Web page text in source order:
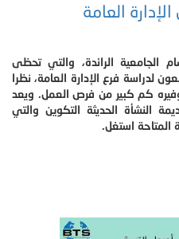
العامة
الجامعية الرائدة، والتي تحظى
لدراسة فرع الإدارة العامة، نظرا
كم كبير من فرص العمل. ويعد
النشأة الحديثة التكوين والتي
المتاحة استغل.